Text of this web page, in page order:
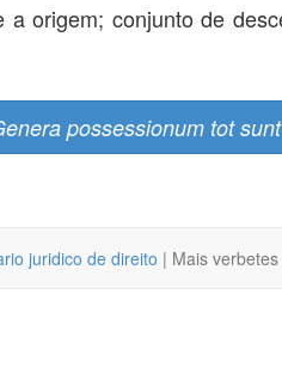
origem; conjunto de
possessionum tot
juridico de direito | Mais verbetes